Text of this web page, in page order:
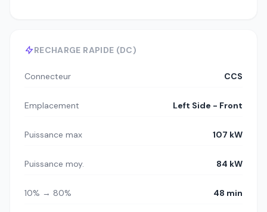
RECHARGE RAPIDE (DC)
Connecteur CCS
Emplacement Left Side - Front
Puissance max 107 kW
Puissance moy. 84 kW
10% → 80% 48 min